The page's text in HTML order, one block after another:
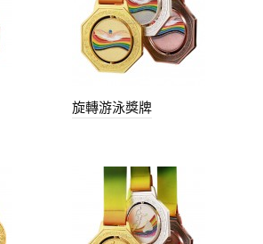
旋轉游泳獎牌